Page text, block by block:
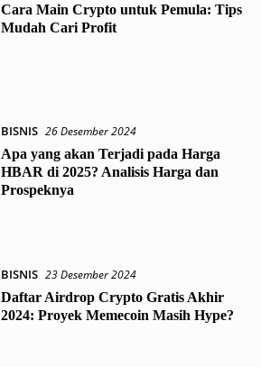
Cara Main Crypto untuk Pemula: Tips
Mudah Cari Profit
BISNIS 26 Desember 2024
Apa yang akan Terjadi pada Harga
HBAR di 2025? Analisis Harga dan
Prospeknya
BISNIS 23 Desember 2024
Daftar Airdrop Crypto Gratis Akhir
2024: Proyek Memecoin Masih Hype?